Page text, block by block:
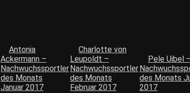
Antonia
Ackermann –
Nachwuchssportler
des Monats
Januar 2017
Charlotte von
Leupoldt –
Nachwuchssportler
des Monats
Februar 2017
Pele Uibel –
des Monats
2017